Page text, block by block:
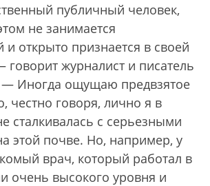
публичный человек,
не занимается
открыто признается в своей
говорит журналист и писатель
Иногда ощущаю предвзятое
честно говоря, лично я в
сталкивалась с серьезными
этой почве. Но, например, у
врач, который работал в
очень высокого уровня и